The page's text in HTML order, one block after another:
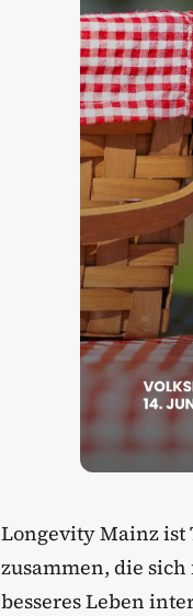
Longevity Mainz ist
zusammen, die
besseres Leben